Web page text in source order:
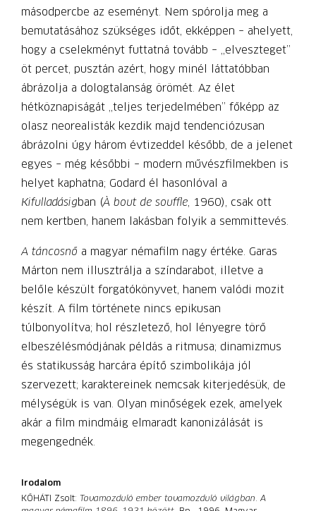
másodpercbe az eseményt. Nem spórolja meg a
bemutatásához szükséges időt, ekképpen – ahelyett,
hogy a cselekményt futtatná tovább – „elveszteget”
öt percet, pusztán azért, hogy minél láttatóbban
ábrázolja a dologtalanság örömét. Az élet
hétköznapiságát „teljes terjedelmében” főképp az
olasz neorealisták kezdik majd tendenciózusan
ábrázolni úgy három évtizeddel később, de a jelenet
egyes – még későbbi – modern művészfilmekben is
helyet kaphatna; Godard él hasonlóval a
Kifulladásigban (À bout de souffle, 1960), csak ott
nem kertben, hanem lakásban folyik a semmittevés.
A táncosnő a magyar némafilm nagy értéke. Garas
Márton nem illusztrálja a színdarabot, illetve a
belőle készült forgatókönyvet, hanem valódi mozit
készít. A film története nincs epikusan
túlbonyolítva; hol részletező, hol lényegre törő
elbeszélésmódjának példás a ritmusa; dinamizmus
és statikusság harcára építő szimbolikája jól
szervezett; karaktereinek nemcsak kiterjedésük, de
mélységük is van. Olyan minőségek ezek, amelyek
akár a film mindmáig elmaradt kanonizálását is
megengednék.
Irodalom
KŐHÁTI Zsolt: Tovamozduló ember tovamozduló világban. A